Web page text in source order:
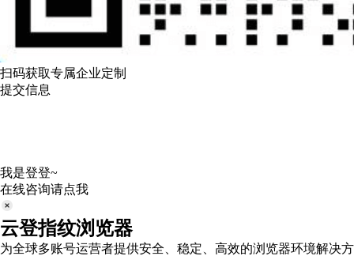
扫码获取专属企业定制
提交信息
我是登登~
在线咨询请点我
云登指纹浏览器
为全球多账号运营者提供安全、稳定、高效的浏览器环境解决方